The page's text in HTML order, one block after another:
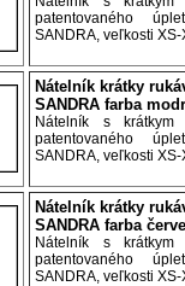
patentovaného
SANDRA, veľkosti XS-
Nátelník krátky
SANDRA farba
Nátelník s krátkym
patentovaného
SANDRA, veľkosti XS-
Nátelník krátky
SANDRA farba
Nátelník s krátkym
patentovaného
SANDRA, veľkosti XS-